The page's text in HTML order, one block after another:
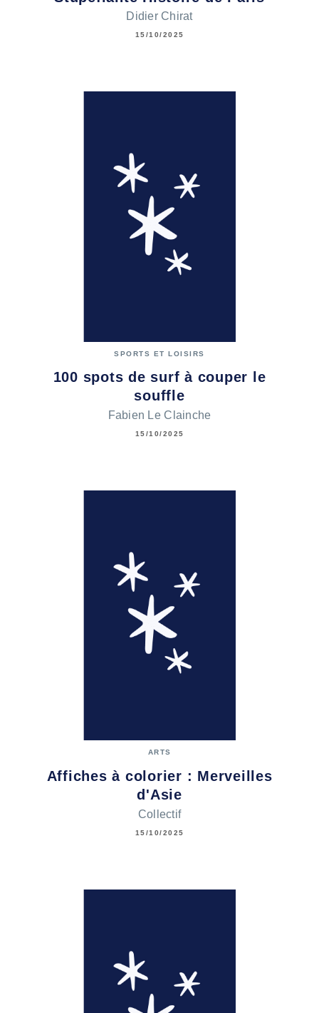
Didier Chirat
15/10/2025
SPORTS ET LOISIRS
100 spots de surf à couper le
souffle
Fabien Le Clainche
15/10/2025
ARTS
Affiches à colorier : Merveilles
d'Asie
Collectif
15/10/2025